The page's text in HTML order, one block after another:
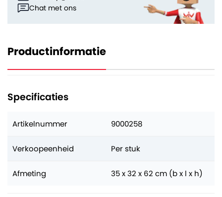
Chat met ons
Productinformatie
Specificaties
Artikelnummer 9000258
Verkoopeenheid Per stuk
Afmeting 35 x 32 x 62 cm (b x l x h)